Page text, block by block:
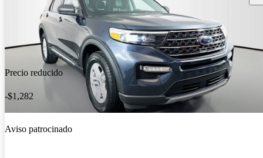
Precio reducido
-$1,282
Aviso patrocinado